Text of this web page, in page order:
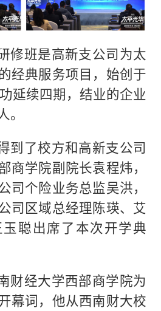
修班是高新支公司为太
经典服务项目，始创于
延续四期，结业的企业
到了校方和高新支公司
商学院副院长袁程炜，
司个险业务总监吴洪，
司区域总经理陈瑛、艾
聪出席了本次开学典
财经大学西部商学院为
幕词，他从西南财大校